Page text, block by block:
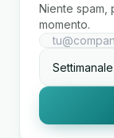
Niente spam,
momento.